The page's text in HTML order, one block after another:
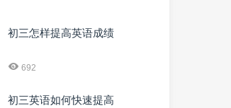
初三怎样提高英语成绩
692
初三英语如何快速提高